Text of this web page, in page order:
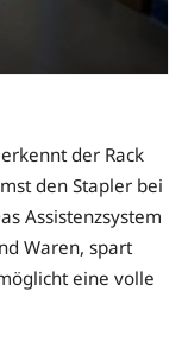
der Rack
den Stapler bei
Assistenzsystem
Waren, spart
eine volle